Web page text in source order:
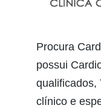
Procura
possui
qualificados,
clínico e